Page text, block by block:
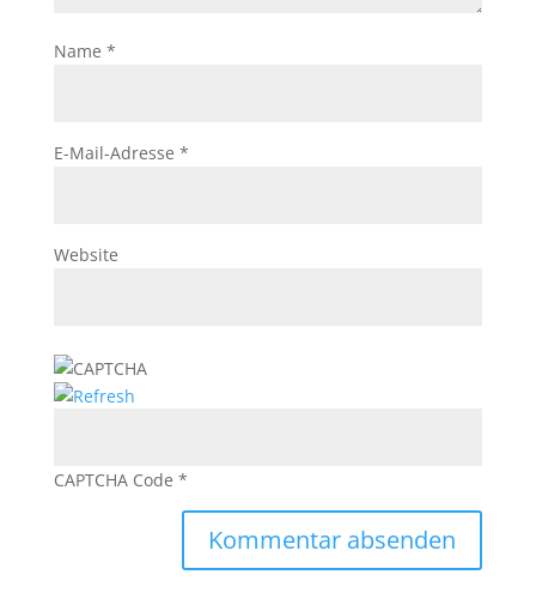
Name *
E-Mail-Adresse *
Website
CAPTCHA Code *